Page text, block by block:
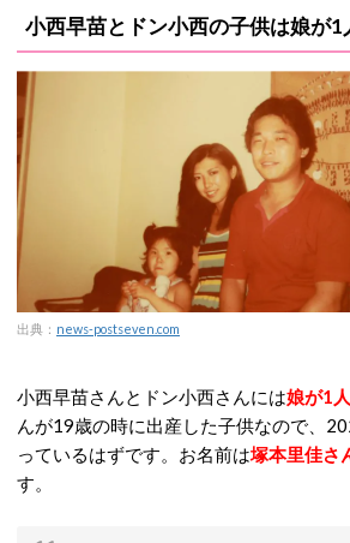
小西早苗とドン小西の子供は娘が1
出典： news-postseven.com
小西早苗さんとドン小西さんには娘が1人
んが19歳の時に出産した子供なので、
っているはずです。お名前は塚本里佳さ
す。